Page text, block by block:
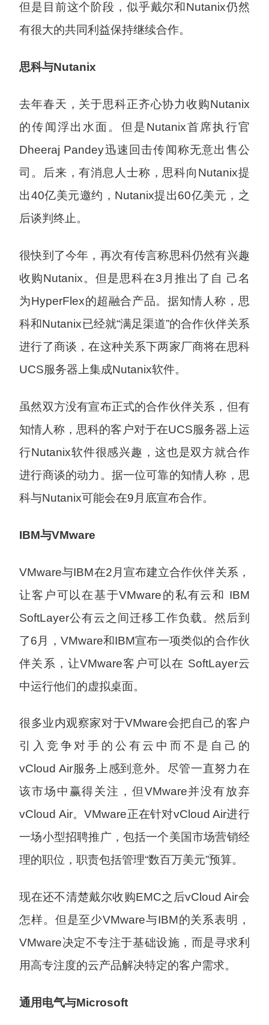
但是目前这个阶段，似乎戴尔和Nutanix仍然
有很大的共同利益保持继续合作。
思科与Nutanix
去年春天，关于思科正齐心协力收购Nutanix
的传闻浮出水面。但是Nutanix首席执行官
Dheeraj Pandey迅速回击传闻称无意出售公
司。后来，有消息人士称，思科向Nutanix提
出40亿美元邀约，Nutanix提出60亿美元，之
后谈判终止。
很快到了今年，再次有传言称思科仍然有兴趣
收购Nutanix。但是思科在3月推出了自 己名
为HyperFlex的超融合产品。据知情人称，思
科和Nutanix已经就“满足渠道”的合作伙伴关系
进行了商谈，在这种关系下两家厂商将在思科
UCS服务器上集成Nutanix软件。
虽然双方没有宣布正式的合作伙伴关系，但有
知情人称，思科的客户对于在UCS服务器上运
行Nutanix软件很感兴趣，这也是双方就合作
进行商谈的动力。据一位可靠的知情人称，思
科与Nutanix可能会在9月底宣布合作。
IBM与VMware
VMware与IBM在2月宣布建立合作伙伴关系，
让客户可以在基于VMware的私有云和 IBM
SoftLayer公有云之间迁移工作负载。然后到
了6月，VMware和IBM宣布一项类似的合作伙
伴关系，让VMware客户可以在 SoftLayer云
中运行他们的虚拟桌面。
很多业内观察家对于VMware会把自己的客户
引入竞争对手的公有云中而不是自己的
vCloud Air服务上感到意外。尽管一直努力在
该市场中赢得关注，但VMware并没有放弃
vCloud Air。VMware正在针对vCloud Air进行
一场小型招聘推广，包括一个美国市场营销经
理的职位，职责包括管理“数百万美元”预算。
现在还不清楚戴尔收购EMC之后vCloud Air会
怎样。但是至少VMware与IBM的关系表明，
VMware决定不专注于基础设施，而是寻求利
用高专注度的云产品解决特定的客户需求。
通用电气与Microsoft